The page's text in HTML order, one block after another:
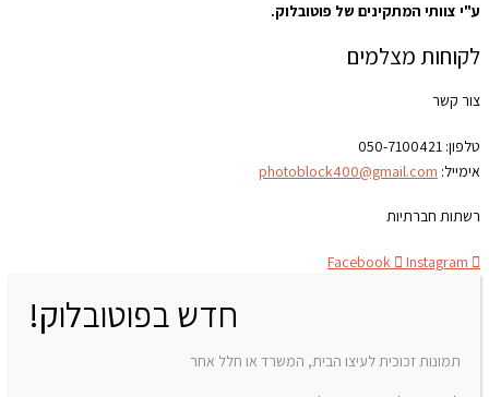
ע"י צוותי המתקינים של פוטובלוק.
לקוחות מצלמים
צור קשר
טלפון:
אימייל: photoblock400@gmail.com
רשתות חברתיות
Facebook Instagram
חדש בפוטובלוק!
תמונות זכוכית לעיצו הבית, המשרד או חלל אחר